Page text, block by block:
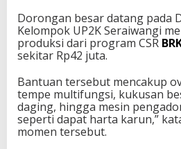
Dorongan besar datang pada
Kelompok UP2K Seraiwangi
produksi dari program CSR
sekitar Rp42 juta.
Bantuan tersebut mencakup
tempe multifungsi, kukusan
daging, hingga mesin
seperti dapat harta karun,”
momen tersebut.